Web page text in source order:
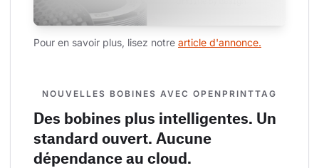
Pour en savoir plus, lisez notre article d'annonce.
NOUVELLES BOBINES AVEC OPENPRINTTAG
Des bobines plus intelligentes. Un
standard ouvert. Aucune
dépendance au cloud.